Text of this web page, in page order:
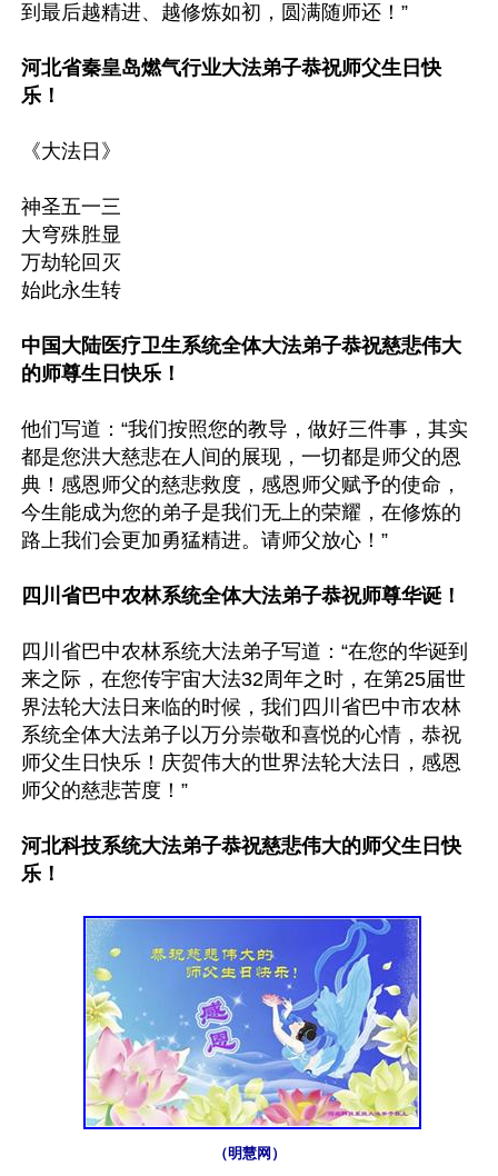
到最后越精进、越修炼如初，圆满随师还！”
河北省秦皇岛燃气行业大法弟子恭祝师父生日快
乐！
《大法日》
神圣五一三
大穹殊胜显
万劫轮回灭
始此永生转
中国大陆医疗卫生系统全体大法弟子恭祝慈悲伟大
的师尊生日快乐！
他们写道：“我们按照您的教导，做好三件事，其实
都是您洪大慈悲在人间的展现，一切都是师父的恩
典！感恩师父的慈悲救度，感恩师父赋予的使命，
今生能成为您的弟子是我们无上的荣耀，在修炼的
路上我们会更加勇猛精进。请师父放心！”
四川省巴中农林系统全体大法弟子恭祝师尊华诞！
四川省巴中农林系统大法弟子写道：“在您的华诞到
来之际，在您传宇宙大法32周年之时，在第25届世
界法轮大法日来临的时候，我们四川省巴中市农林
系统全体大法弟子以万分崇敬和喜悦的心情，恭祝
师父生日快乐！庆贺伟大的世界法轮大法日，感恩
师父的慈悲苦度！”
河北科技系统大法弟子恭祝慈悲伟大的师父生日快
乐！
（明慧网）